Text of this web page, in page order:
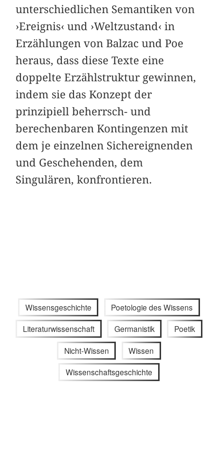
unterschiedlichen Semantiken von
›Ereignis‹ und ›Weltzustand‹ in
Erzählungen von Balzac und Poe
heraus, dass diese Texte eine
doppelte Erzählstruktur gewinnen,
indem sie das Konzept der
prinzipiell beherrsch- und
berechenbaren Kontingenzen mit
dem je einzelnen Sichereignenden
und Geschehenden, dem
Singulären, konfrontieren.
Wissensgeschichte Poetologie des Wissens
Literaturwissenschaft Germanistik Poetik
Nicht-Wissen Wissen
Wissenschaftsgeschichte